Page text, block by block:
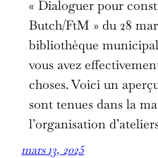
« Dialoguer pour
Butch/FtM » du 28
bibliothèque
vous avez
choses. Voici un
sont tenues dans la
l’organisation
mars 13, 2025